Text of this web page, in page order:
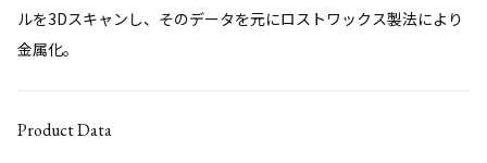
ルを3Dスキャンし、そのデータを元にロストワックス製法により
金属化。
Product Data